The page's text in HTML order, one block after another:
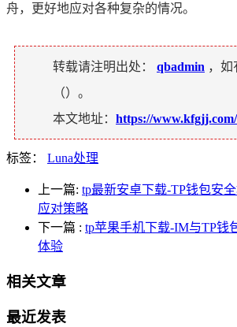
舟，更好地应对各种复杂的情况。
转载请注明出处： qbadmin ，如
（）。
本文地址： https://
标签： Luna处理
上一篇: tp最新安卓下载-TP钱包安
应对策略
下一篇 : tp苹果手机下载-IM与TP钱
体验
相关文章
最近发表